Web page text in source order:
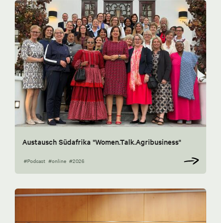
Austausch Südafrika "Women.Talk.Agribusiness"
#Podcast #online #2026